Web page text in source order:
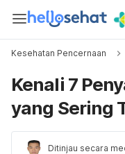
Kesehatan Pencernaan
Kenali 7
yang Sering
Ditinjau secara